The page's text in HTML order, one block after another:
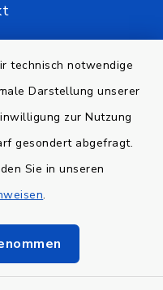
technisch notwendige
Darstellung unserer
zur Nutzung
gesondert abgefragt.
Sie in unseren
.